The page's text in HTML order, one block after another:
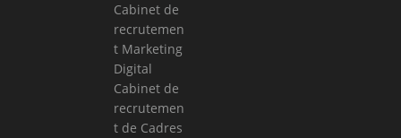
Cabinet de
recrutemen
t Marketing
Digital
Cabinet de
recrutemen
t de Cadres